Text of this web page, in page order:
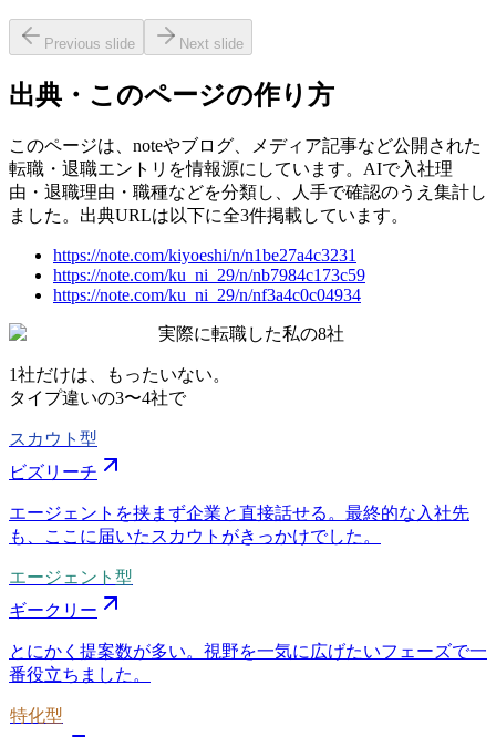
Previous slide Next slide
出典・このページの作り方
このページは、noteやブログ、メディア記事など公開された
転職・退職エントリを情報源にしています。AIで入社理
由・退職理由・職種などを分類し、人手で確認のうえ集計し
ました。出典URLは以下に全3件掲載しています。
https://note.com/kiyoeshi/n/n1be27a4c3231
https://note.com/ku_ni_29/n/nb7984c173c59
https://note.com/ku_ni_29/n/nf3a4c0c04934
実際に転職した私の8社
1社だけは、もったいない。
タイプ違いの3〜4社で
スカウト型
ビズリーチ
エージェントを挟まず企業と直接話せる。最終的な入社先
も、ここに届いたスカウトがきっかけでした。
エージェント型
ギークリー
とにかく提案数が多い。視野を一気に広げたいフェーズで一
番役立ちました。
特化型